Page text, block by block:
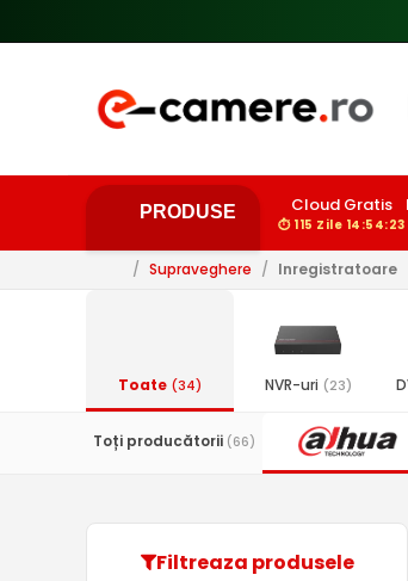
PRODUSE Cloud Gratis
⏱ 115 Zile 14:54:22
/ Supraveghere / Inregistratoare
Toate (34) NVR-uri (23)
Toți producătorii (66)
Filtreaza produsele